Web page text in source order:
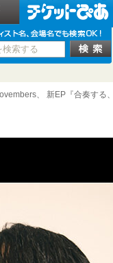
、 新EP『合奏する、